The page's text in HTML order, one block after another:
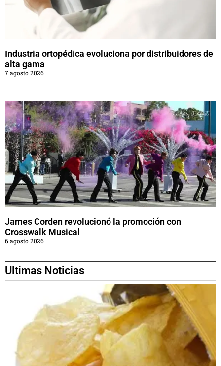
Industria ortopédica evoluciona por distribuidores de
alta gama
7 agosto 2026
James Corden revolucionó la promoción con
Crosswalk Musical
6 agosto 2026
Ultimas Noticias